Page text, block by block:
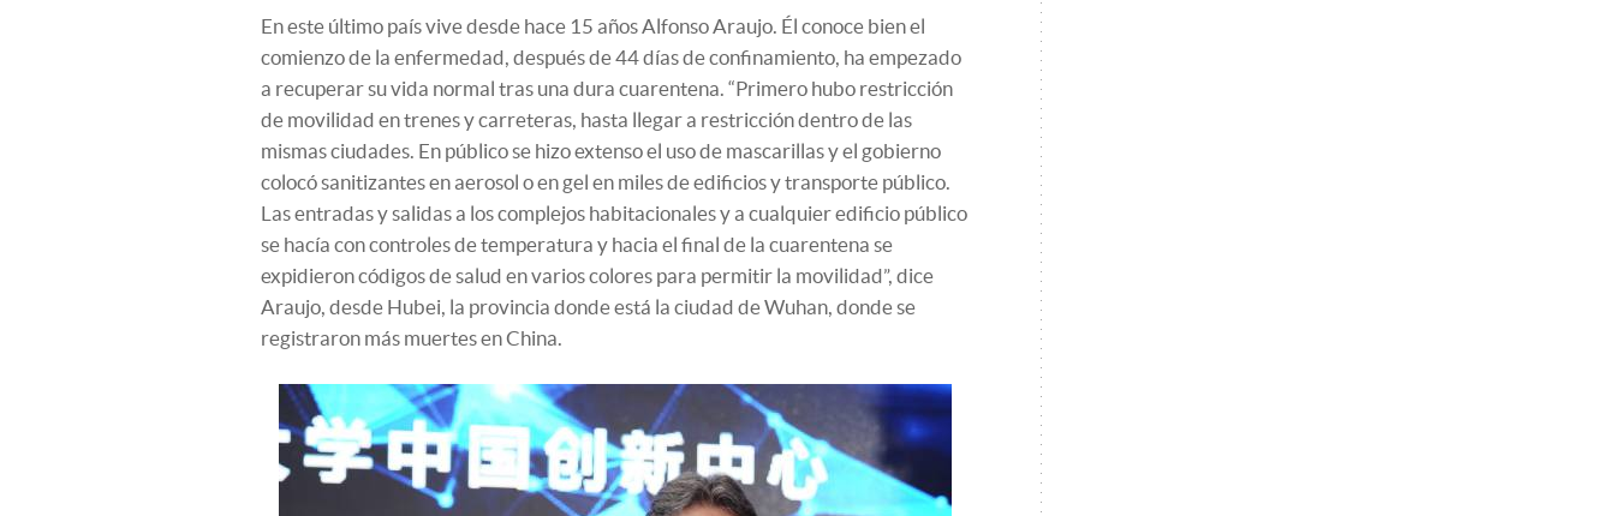
En este último país vive desde hace 15 años Alfonso Araujo. Él conoce bien el
comienzo de la enfermedad, después de 44 días de confinamiento, ha empezado
a recuperar su vida normal tras una dura cuarentena. “Primero hubo restricción
de movilidad en trenes y carreteras, hasta llegar a restricción dentro de las
mismas ciudades. En público se hizo extenso el uso de mascarillas y el gobierno
colocó sanitizantes en aerosol o en gel en miles de edificios y transporte público.
Las entradas y salidas a los complejos habitacionales y a cualquier edificio público
se hacía con controles de temperatura y hacia el final de la cuarentena se
expidieron códigos de salud en varios colores para permitir la movilidad”, dice
Araujo, desde Hubei, la provincia donde está la ciudad de Wuhan, donde se
registraron más muertes en China.